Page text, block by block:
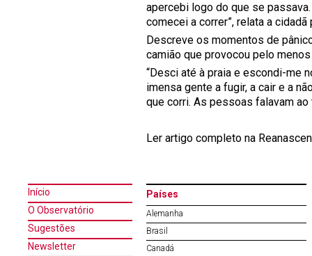
apercebi logo do que se
comecei a correr”, relata a
Descreve os momentos de
camião que provocou pelo
“Desci até à praia e escondi-me
imensa gente a fugir, a cair e a
que corri. As pessoas falavam
Ler artigo completo na
Início
O Observatório
Sugestões
Newsletter
Países
Alemanha
Brasil
Canadá